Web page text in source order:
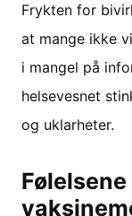
Frykten for
at mange ikke
i mangel på
helsevesnet
og uklarheter.